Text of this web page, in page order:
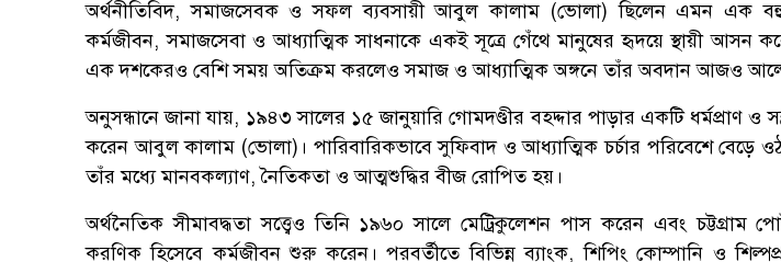
অর্থনীতিবিদ, সমাজসেবক ও সফল ব্যবসায়ী আবুল কালাম (ভোলা) ছিলেন এমন এক
কর্মজীবন, সমাজসেবা ও আধ্যাত্মিক সাধনাকে একই সূত্রে গেঁথে মানুষের হৃদয়ে স্থায়ী আসন
এক দশকেরও বেশি সময় অতিক্রম করলেও সমাজ ও আধ্যাত্মিক অঙ্গনে তাঁর অবদান আজও
অনুসন্ধানে জানা যায়, ১৯৪৩ সালের ১৫ জানুয়ারি গোমদণ্ডীর বহদ্দার পাড়ার একটি ধর্মপ্রাণ ও
করেন আবুল কালাম (ভোলা)। পারিবারিকভাবে সুফিবাদ ও আধ্যাত্মিক চর্চার পরিবেশে বেড়ে
তাঁর মধ্যে মানবকল্যাণ, নৈতিকতা ও আত্মশুদ্ধির বীজ রোপিত হয়।
অর্থনৈতিক সীমাবদ্ধতা সত্ত্বেও তিনি ১৯৬০ সালে মেট্রিকুলেশন পাস করেন এবং চট্টগ্রাম
করণিক হিসেবে কর্মজীবন শুরু করেন। পরবর্তীতে বিভিন্ন ব্যাংক, শিপিং কোম্পানি ও